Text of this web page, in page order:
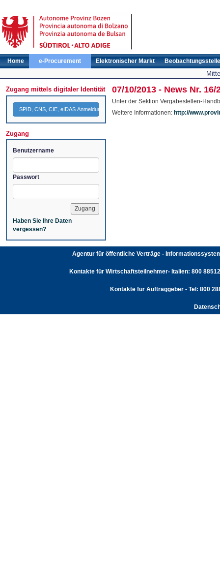
Home e-Procurement Elektronischer Markt Beobachtungsstelle
Zugang mittels digitaler Identität
SPID, CNS, CIE, eIDAS Anmeldung
Zugang
Benutzername
Passwort
Haben Sie Ihre Daten
vergessen?
07/10/2013 - News Nr.
Unter der Sektion Vergabestellen-
Weitere Informationen: http://
Agentur für öffentliche Verträge -
Kontakte für Wirtschaftsteilnehmer- Italien: 800
Kontakte für Auftraggeber - Tel: 800